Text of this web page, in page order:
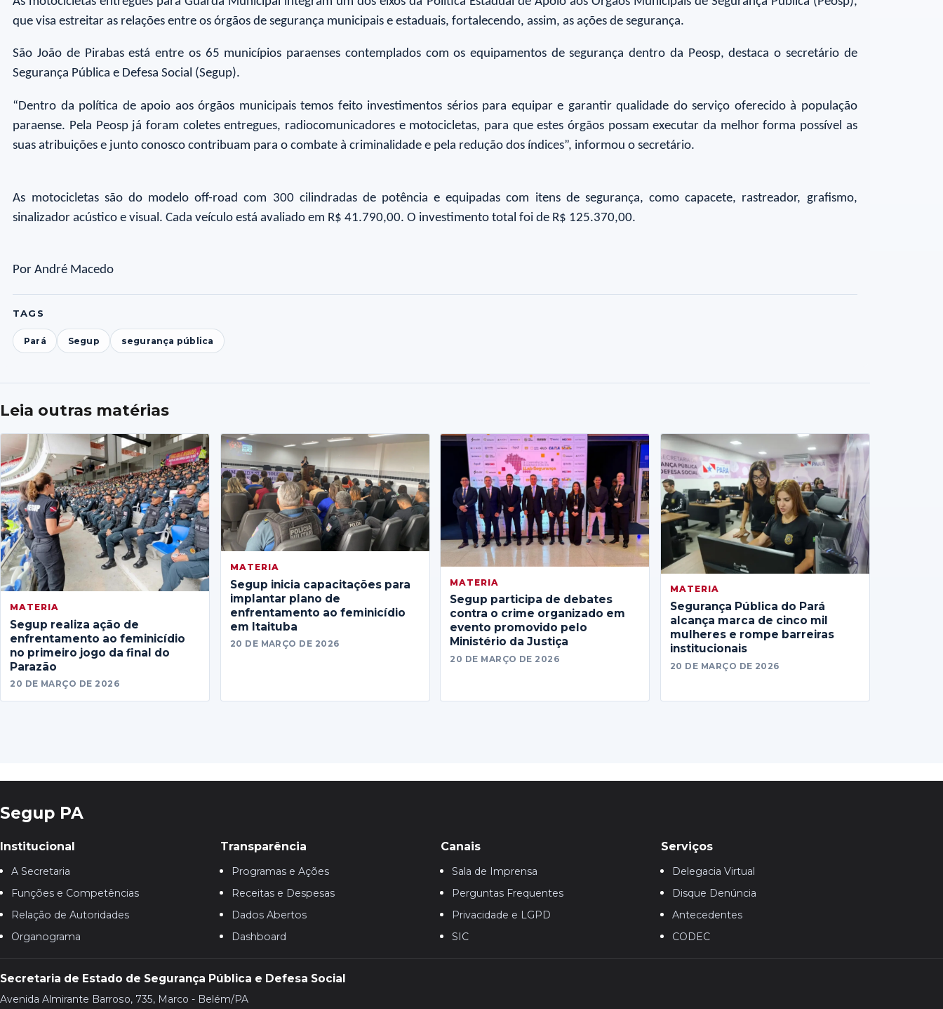
que visa estreitar as relações entre os órgãos de segurança municipais e estaduais, fortalecendo, assim, as ações de segurança.
São João de Pirabas está entre os 65 municípios paraenses contemplados com os equipamentos de segurança dentro da Peosp, destaca o secretário de
Segurança Pública e Defesa Social (Segup).
“Dentro da política de apoio aos órgãos municipais temos feito investimentos sérios para equipar e garantir qualidade do serviço oferecido à população
paraense. Pela Peosp já foram coletes entregues, radiocomunicadores e motocicletas, para que estes órgãos possam executar da melhor forma possível as
suas atribuições e junto conosco contribuam para o combate à criminalidade e pela redução dos índices”, informou o secretário.
As motocicletas são do modelo off-road com 300 cilindradas de potência e equipadas com itens de segurança, como capacete, rastreador, grafismo,
sinalizador acústico e visual. Cada veículo está avaliado em R$ 41.790,00. O investimento total foi de R$ 125.370,00.
Por André Macedo
TAGS
Pará Segup segurança pública
Leia outras matérias
MATERIA
Segup realiza ação de
enfrentamento ao feminicídio
no primeiro jogo da final do
Parazão
20 DE MARÇO DE 2026
MATERIA
Segup inicia capacitações para
implantar plano de
enfrentamento ao feminicídio
em Itaituba
20 DE MARÇO DE 2026
MATERIA
Segup participa de debates
contra o crime organizado em
evento promovido pelo
Ministério da Justiça
20 DE MARÇO DE 2026
MATERIA
Segurança Pública do Pará
alcança marca de cinco mil
mulheres e rompe barreiras
institucionais
20 DE MARÇO DE 2026
Segup PA
Institucional
A Secretaria
Funções e Competências
Relação de Autoridades
Organograma
Transparência
Programas e Ações
Receitas e Despesas
Dados Abertos
Dashboard
Canais
Sala de Imprensa
Perguntas Frequentes
Privacidade e LGPD
SIC
Serviços
Delegacia Virtual
Disque Denúncia
Antecedentes
CODEC
Secretaria de Estado de Segurança Pública e Defesa Social
Avenida Almirante Barroso, 735, Marco - Belém/PA